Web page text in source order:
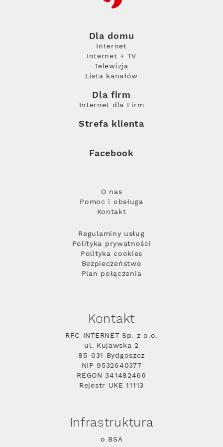
Dla domu
Internet
Internet + TV
Telewizja
Lista kanałów
Dla firm
Internet dla Firm
Strefa klienta
Facebook
O nas
Pomoc i obsługa
Kontakt
Regulaminy usług
Polityka prywatności
Polityka cookies
Bezpieczeństwo
Plan połączenia
Kontakt
RFC INTERNET Sp. z o.o.
ul. Kujawska 2
85-031 Bydgoszcz
NIP 9532640377
REGON 341482466
Rejestr UKE 11113
Infrastruktura
o BSA